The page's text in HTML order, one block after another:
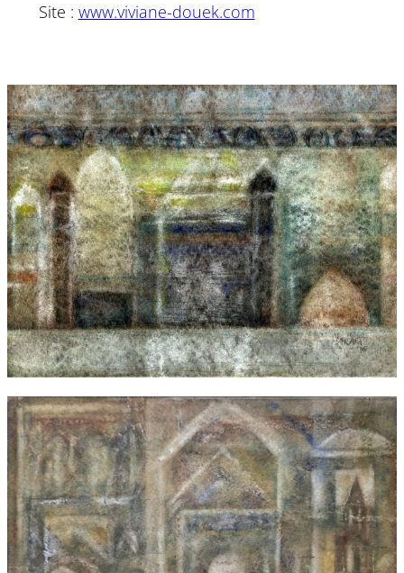
Site : www.viviane-douek.com